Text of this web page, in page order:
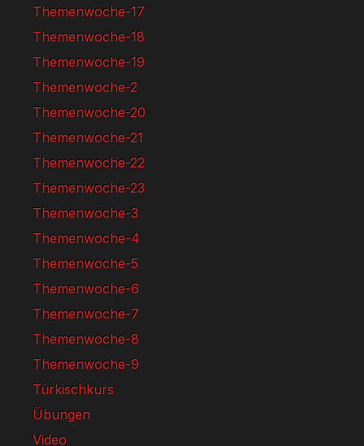
Themenwoche-17
Themenwoche-18
Themenwoche-19
Themenwoche-2
Themenwoche-20
Themenwoche-21
Themenwoche-22
Themenwoche-23
Themenwoche-3
Themenwoche-4
Themenwoche-5
Themenwoche-6
Themenwoche-7
Themenwoche-8
Themenwoche-9
Türkischkurs
Übungen
Video